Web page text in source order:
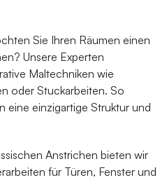
Sie Ihren Räumen einen
Unsere Experten
Maltechniken wie
oder Stuckarbeiten. So
eine einzigartige Struktur und
Anstrichen bieten wir
für Türen, Fenster und